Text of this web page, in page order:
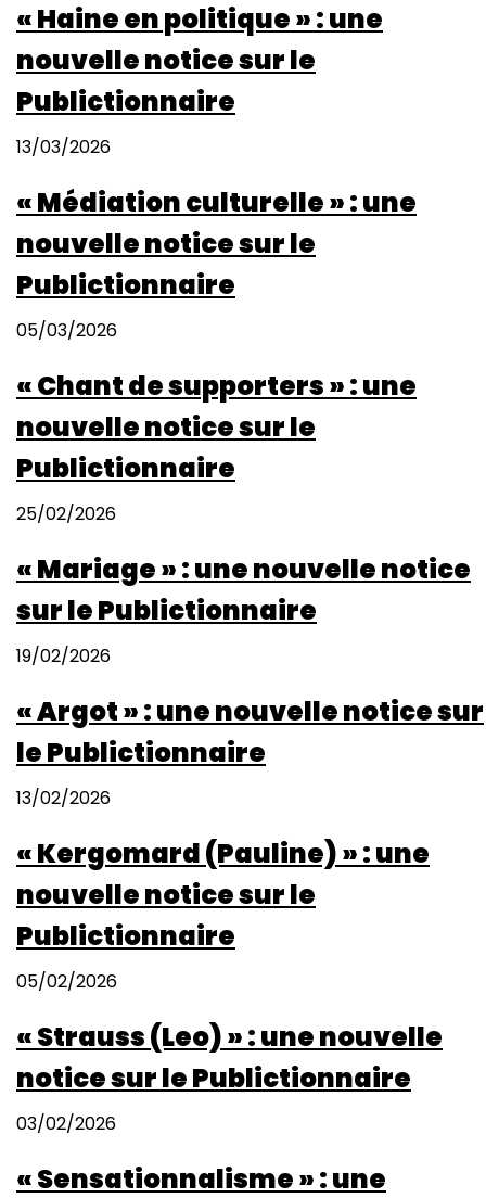
« Haine en politique » : une
nouvelle notice sur le
Publictionnaire
13/03/2026
« Médiation culturelle » : une
nouvelle notice sur le
Publictionnaire
05/03/2026
« Chant de supporters » : une
nouvelle notice sur le
Publictionnaire
25/02/2026
« Mariage » : une nouvelle notice
sur le Publictionnaire
19/02/2026
« Argot » : une nouvelle notice sur
le Publictionnaire
13/02/2026
« Kergomard (Pauline) » : une
nouvelle notice sur le
Publictionnaire
05/02/2026
« Strauss (Leo) » : une nouvelle
notice sur le Publictionnaire
03/02/2026
« Sensationnalisme » : une